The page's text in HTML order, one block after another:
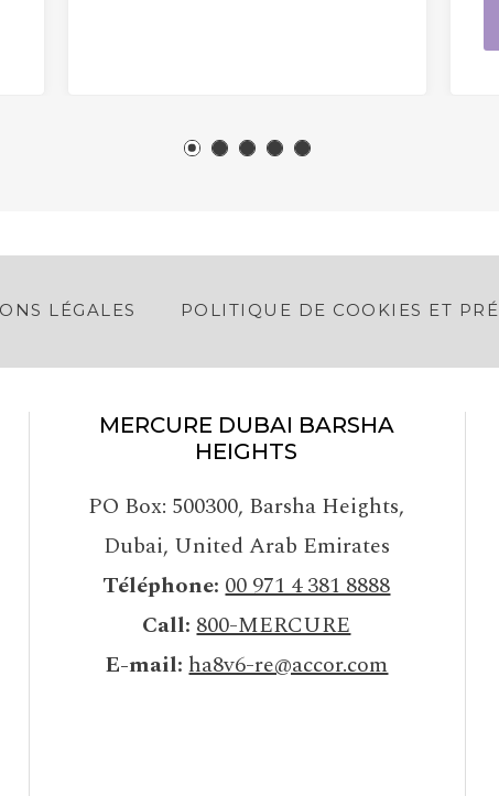
LÉGALES POLITIQUE DE COOKIES ET
MERCURE DUBAI BARSHA
HEIGHTS
PO Box: 500300, Barsha Heights,
Dubai, United Arab Emirates
Téléphone 00 971 4 381 8888
Call 800-MERCURE
E-mail ha8v6-re@accor.com